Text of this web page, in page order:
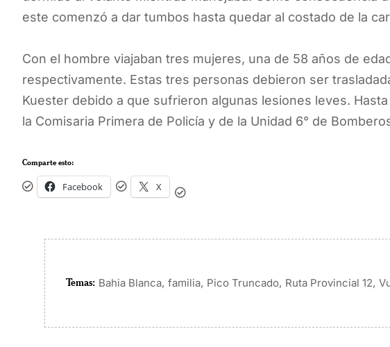
este comenzó a dar tumbos hasta quedar al costado de la
Con el hombre viajaban tres mujeres, una de 58 años de
respectivamente. Estas tres personas debieron ser
Kuester debido a que sufrieron algunas lesiones leves.
la Comisaria Primera de Policía y de la Unidad 6° de
Comparte esto:
Facebook X
Temas: Bahia Blanca, familia, Pico Truncado, Ruta Provincial 12,